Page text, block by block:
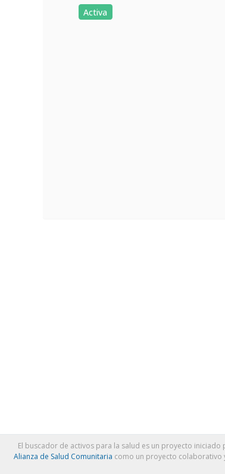
Activa
El buscador de activos para la salud es un proyecto iniciado
Alianza de Salud Comunitaria como un proyecto colaborativo